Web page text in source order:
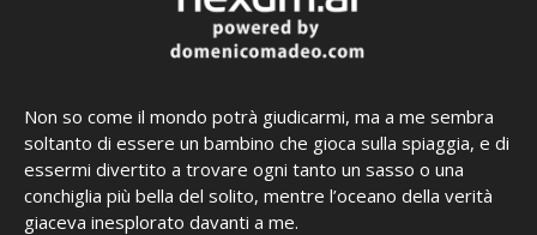
Non so come il mondo potrà giudicarmi, ma a me sembra
soltanto di essere un bambino che gioca sulla spiaggia, e di
essermi divertito a trovare ogni tanto un sasso o una
conchiglia più bella del solito, mentre l’oceano della verità
giaceva inesplorato davanti a me.